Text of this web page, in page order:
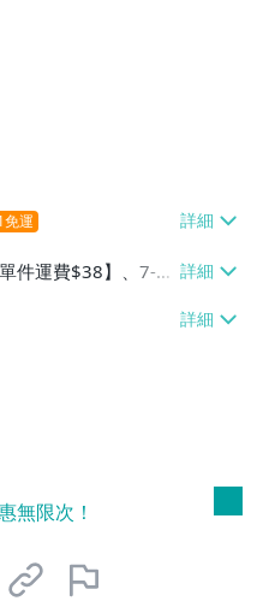
免運
件運費$38】、7-EL
運費$38】、郵局掛
無限次！